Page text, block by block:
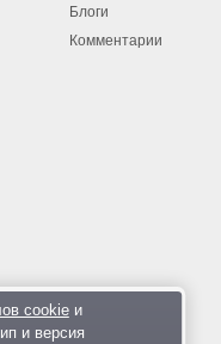
Блоги
Комментарии
cookieи
и версия